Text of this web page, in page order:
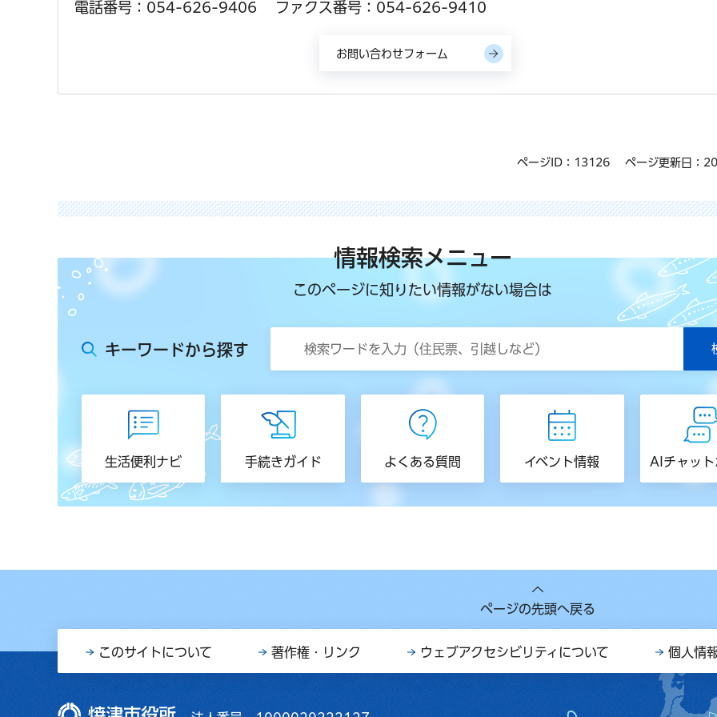
電話番号：054-626-9406 ファクス番号：054-626-9410
ページID：13126 ページ更新日：
情報検索メニュー
このページに知りたい情報がない場合は
キーワードから探す
生活便利ナビ 手続きガイド よくある質問 イベント情報 AIチャッ
ページの先頭へ戻る
このサイトについて 著作権・リンク ウェブアクセシビリティについて 個人情
焼津市役所